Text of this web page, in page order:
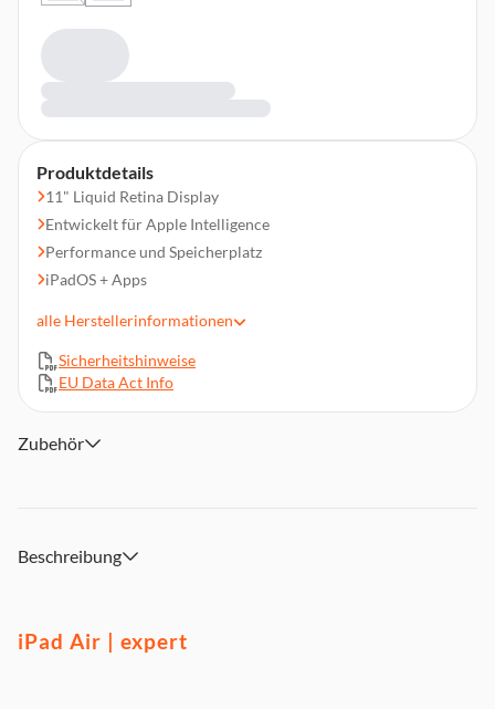
Produktdetails
11" Liquid Retina Display
Entwickelt für Apple Intelligence
Performance und Speicherplatz
iPadOS + Apps
Mit Touch ID entsperren und bezahlen
alle Herstellerinformationen
Sicherheitshinweise
EU Data Act Info
Zubehör
Beschreibung
iPad Air | expert